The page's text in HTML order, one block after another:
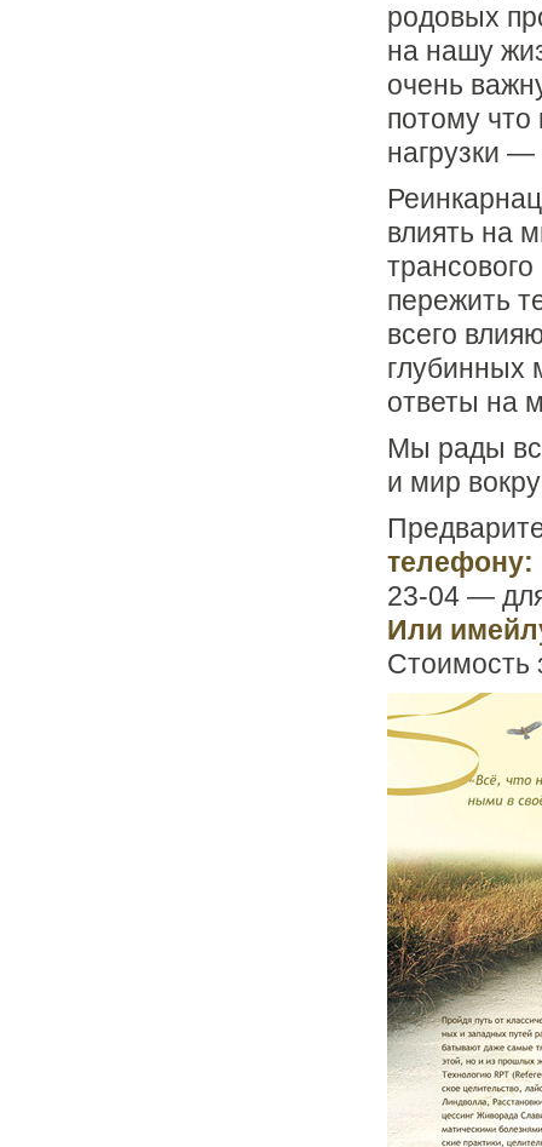
родовых
на нашу
очень
потому что
нагрузки
влиять на
пережить
всего
глубинных
ответы на
Мы рады
и мир
телефону:
23-04 —
Или
Стоимость